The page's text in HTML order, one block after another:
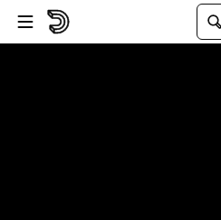
Passer au player
Passer au contenu principal